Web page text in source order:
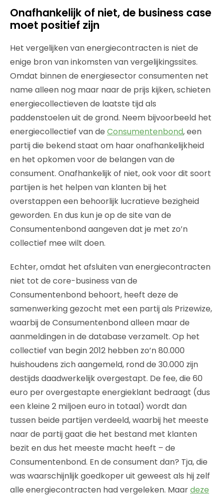
Onafhankelijk of niet, de business case
moet positief zijn
Het vergelijken van energiecontracten is niet de
enige bron van inkomsten van vergelijkingssites.
Omdat binnen de energiesector consumenten net
name alleen nog maar naar de prijs kijken, schieten
energiecollectieven de laatste tijd als
paddenstoelen uit de grond. Neem bijvoorbeeld het
energiecollectief van de Consumentenbond, een
partij die bekend staat om haar onafhankelijkheid
en het opkomen voor de belangen van de
consument. Onafhankelijk of niet, ook voor dit soort
partijen is het helpen van klanten bij het
overstappen een behoorlijk lucratieve bezigheid
geworden. En dus kun je op de site van de
Consumentenbond aangeven dat je met zo’n
collectief mee wilt doen.
Echter, omdat het afsluiten van energiecontracten
niet tot de core-business van de
Consumentenbond behoort, heeft deze de
samenwerking gezocht met een partij als Prizewize,
waarbij de Consumentenbond alleen maar de
aanmeldingen in de database verzamelt. Op het
collectief van begin 2012 hebben zo’n 80.000
huishoudens zich aangemeld, rond de 30.000 zijn
destijds daadwerkelijk overgestapt. De fee, die 60
euro per overgestapte energieklant bedraagt (dus
een kleine 2 miljoen euro in totaal) wordt dan
tussen beide partijen verdeeld, waarbij het meeste
naar de partij gaat die het bestand met klanten
bezit en dus het meeste macht heeft – de
Consumentenbond. En de consument dan? Tja, die
was waarschijnlijk goedkoper uit geweest als hij zelf
alle energiecontracten had vergeleken. Maardeze